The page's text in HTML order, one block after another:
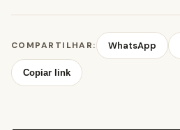
COMPARTILHAR: WhatsApp
Copiar link